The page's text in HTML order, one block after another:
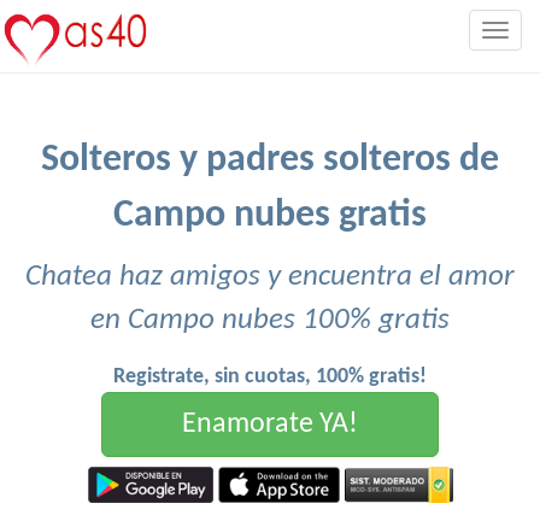
Solteros y padres solteros de
Campo nubes gratis
Chatea haz amigos y encuentra el amor
en Campo nubes 100% gratis
Registrate, sin cuotas, 100% gratis!
Enamorate YA!